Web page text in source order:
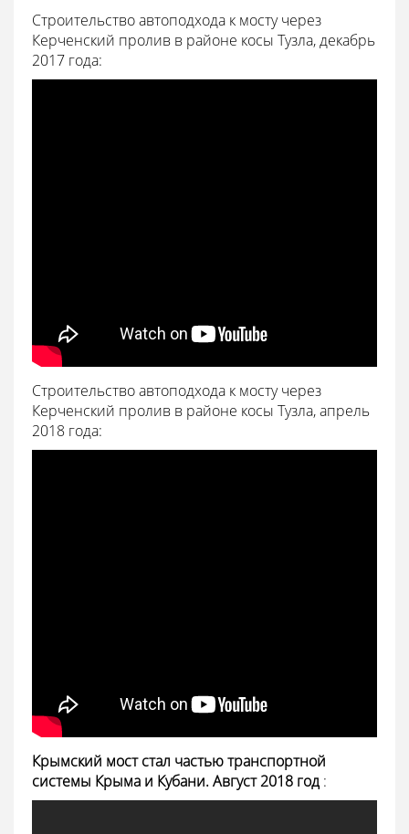
Строительство автоподхода к мосту через
Керченский пролив в районе косы Тузла, декабрь
2017 года:
Строительство автоподхода к мосту через
Керченский пролив в районе косы Тузла, апрель
2018 года:
Крымский мост стал частью транспортной
системы Крыма и Кубани. Август 2018 год :